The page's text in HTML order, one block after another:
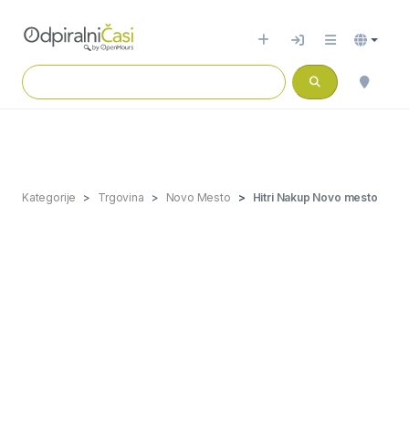
Kategorije Trgovina Novo Mesto Hitri Nakup Novo mesto